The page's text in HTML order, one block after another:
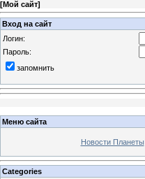
[Мой сайт]
Вход на сайт
Логин:
Пароль:
запомнить
Меню сайта
Новости Планеты
Categories